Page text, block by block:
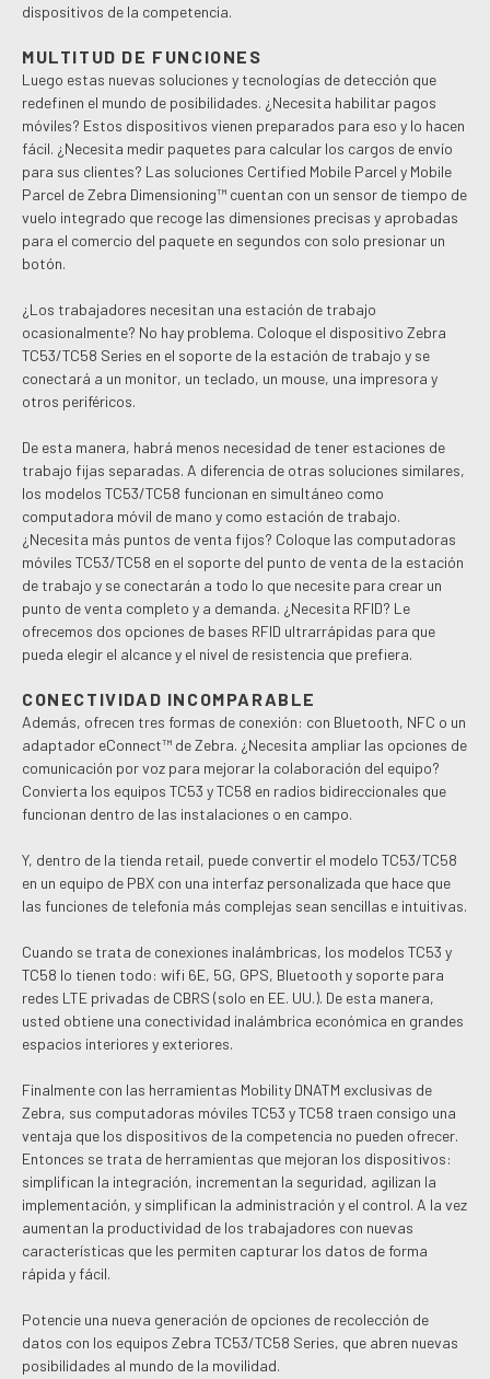
dispositivos de la competencia.
MULTITUD DE FUNCIONES
Luego estas nuevas soluciones y tecnologías de detección que
redefinen el mundo de posibilidades. ¿Necesita habilitar pagos
móviles? Estos dispositivos vienen preparados para eso y lo hacen
fácil. ¿Necesita medir paquetes para calcular los cargos de envío
para sus clientes? Las soluciones Certified Mobile Parcel y Mobile
Parcel de Zebra Dimensioning™ cuentan con un sensor de tiempo de
vuelo integrado que recoge las dimensiones precisas y aprobadas
para el comercio del paquete en segundos con solo presionar un
botón.
¿Los trabajadores necesitan una estación de trabajo
ocasionalmente? No hay problema. Coloque el dispositivo Zebra
TC53/TC58 Series en el soporte de la estación de trabajo y se
conectará a un monitor, un teclado, un mouse, una impresora y
otros periféricos.
De esta manera, habrá menos necesidad de tener estaciones de
trabajo fijas separadas. A diferencia de otras soluciones similares,
los modelos TC53/TC58 funcionan en simultáneo como
computadora móvil de mano y como estación de trabajo.
¿Necesita más puntos de venta fijos? Coloque las computadoras
móviles TC53/TC58 en el soporte del punto de venta de la estación
de trabajo y se conectarán a todo lo que necesite para crear un
punto de venta completo y a demanda. ¿Necesita RFID? Le
ofrecemos dos opciones de bases RFID ultrarrápidas para que
pueda elegir el alcance y el nivel de resistencia que prefiera.
CONECTIVIDAD INCOMPARABLE
Además, ofrecen tres formas de conexión: con Bluetooth, NFC o un
adaptador eConnect™ de Zebra. ¿Necesita ampliar las opciones de
comunicación por voz para mejorar la colaboración del equipo?
Convierta los equipos TC53 y TC58 en radios bidireccionales que
funcionan dentro de las instalaciones o en campo.
Y, dentro de la tienda retail, puede convertir el modelo TC53/TC58
en un equipo de PBX con una interfaz personalizada que hace que
las funciones de telefonía más complejas sean sencillas e intuitivas.
Cuando se trata de conexiones inalámbricas, los modelos TC53 y
TC58 lo tienen todo: wifi 6E, 5G, GPS, Bluetooth y soporte para
redes LTE privadas de CBRS (solo en EE. UU.). De esta manera,
usted obtiene una conectividad inalámbrica económica en grandes
espacios interiores y exteriores.
Finalmente con las herramientas Mobility DNATM exclusivas de
Zebra, sus computadoras móviles TC53 y TC58 traen consigo una
ventaja que los dispositivos de la competencia no pueden ofrecer.
Entonces se trata de herramientas que mejoran los dispositivos:
simplifican la integración, incrementan la seguridad, agilizan la
implementación, y simplifican la administración y el control. A la vez
aumentan la productividad de los trabajadores con nuevas
características que les permiten capturar los datos de forma
rápida y fácil.
Potencie una nueva generación de opciones de recolección de
datos con los equipos Zebra TC53/TC58 Series, que abren nuevas
posibilidades al mundo de la movilidad.